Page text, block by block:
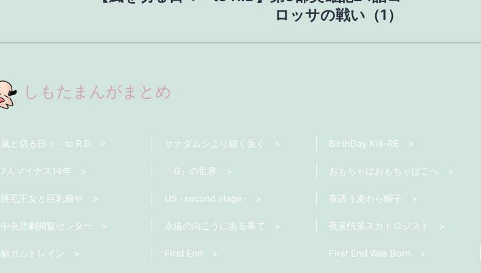
ロッサの戦い（1）
しもたまんがまとめ
風と切る日々 - to R.D サナダムシより細く長く BirthDay Kill-RE
2人マイナス14年 「G」の世界 おもちゃはおもちゃばこへ
脛毛王女と巨乳爺や US -second stage- 夜誘う麦わら帽子
中央悲劇閲覧センター 永遠の向こうにある果て 夜景情景スカトロジスト
輪ガムトレイン First End First End Was Born